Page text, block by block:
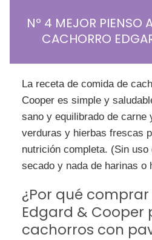
Nº 4 MEJOR PIENSO
CACHORRO
La receta de comida de
Cooper es simple y
sano y equilibrado de carne
verduras y hierbas frescas
nutrición completa. (Sin uso
secado y nada de harinas o
¿Por qué
Edgard & Cooper
cachorros con